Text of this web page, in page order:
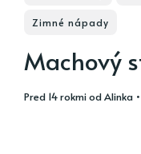
Zimné nápady
Machový
pred 14 rokmiodAlinka